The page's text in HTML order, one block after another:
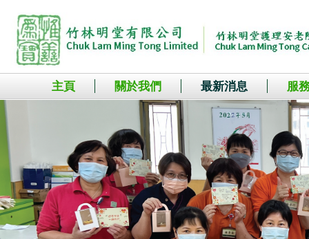
主頁 關於我們 最新消息 服